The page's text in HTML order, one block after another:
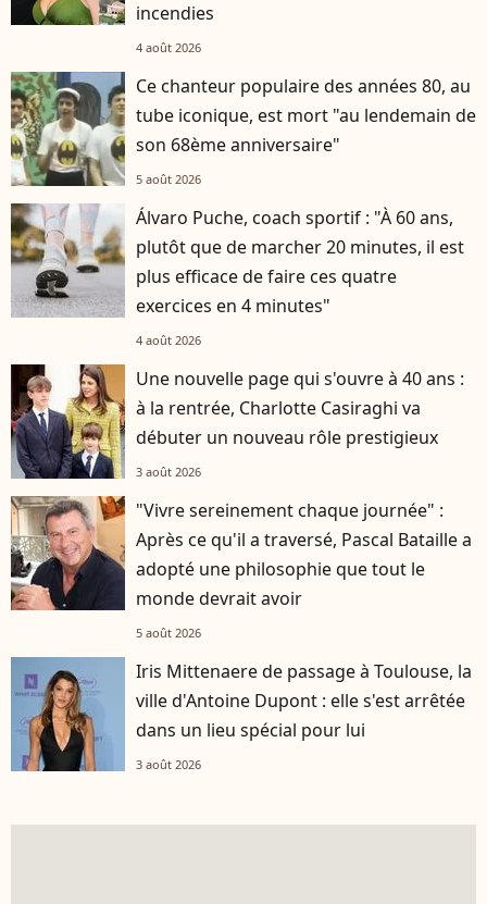
incendies
4 août 2026
Ce chanteur populaire des années 80, au
tube iconique, est mort "au lendemain de
son 68ème anniversaire"
5 août 2026
Álvaro Puche, coach sportif : "À 60 ans,
plutôt que de marcher 20 minutes, il est
plus efficace de faire ces quatre
exercices en 4 minutes"
4 août 2026
Une nouvelle page qui s'ouvre à 40 ans :
à la rentrée, Charlotte Casiraghi va
débuter un nouveau rôle prestigieux
3 août 2026
"Vivre sereinement chaque journée" :
Après ce qu'il a traversé, Pascal Bataille a
adopté une philosophie que tout le
monde devrait avoir
5 août 2026
Iris Mittenaere de passage à Toulouse, la
ville d'Antoine Dupont : elle s'est arrêtée
dans un lieu spécial pour lui
3 août 2026